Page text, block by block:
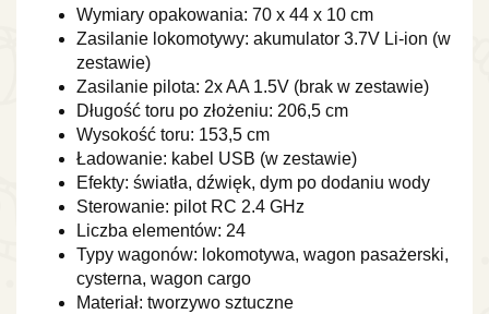
Wymiary opakowania: 70 x 44 x 10 cm
Zasilanie lokomotywy: akumulator 3.7V Li-ion (w
zestawie)
Zasilanie pilota: 2x AA 1.5V (brak w zestawie)
Długość toru po złożeniu: 206,5 cm
Wysokość toru: 153,5 cm
Ładowanie: kabel USB (w zestawie)
Efekty: światła, dźwięk, dym po dodaniu wody
Sterowanie: pilot RC 2.4 GHz
Liczba elementów: 24
Typy wagonów: lokomotywa, wagon pasażerski,
cysterna, wagon cargo
Materiał: tworzywo sztuczne